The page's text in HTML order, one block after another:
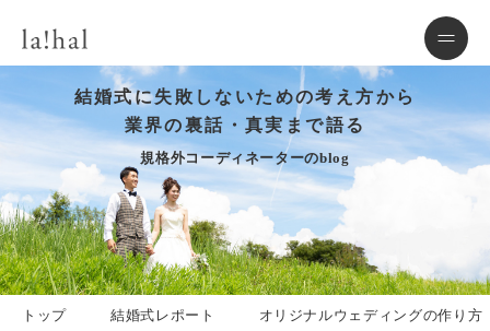
結婚式に失敗しないための考え方から
業界の裏話・真実まで語る
規格外コーディネーターのblog
トップ 結婚式レポート オリジナルウェディングの作り方